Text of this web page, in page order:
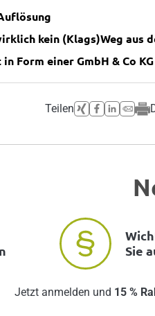
kein (Klags)Weg aus
Form einer GmbH & Co
Teilen
Sie
Jetzt anmelden und 15 %